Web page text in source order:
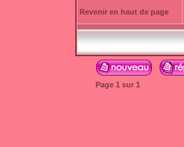
Revenir en haut de page
Page 1 sur 1